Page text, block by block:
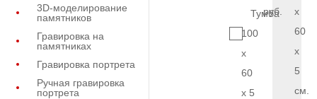
3D-моделирование
памятников
Гравировка на
памятниках
Гравировка портрета
Ручная гравировка
портрета
Тумба
100
x
60
x 5
руб.
x
60
x
5
см.